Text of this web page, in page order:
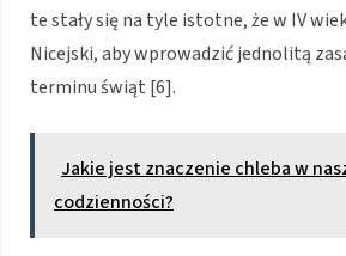
te stały się na tyle istotne, że w IV
Nicejski, aby wprowadzić jednolitą
terminu świąt [6].
Jakie jest znaczenie chleba w
codzienności?